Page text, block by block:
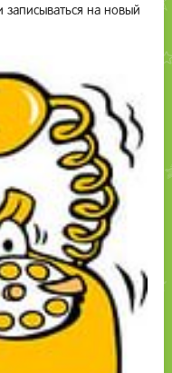
записываться на новый